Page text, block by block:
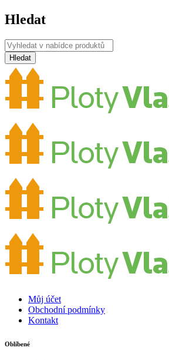
Hledat
Můj účet
Obchodní podmínky
Kontakt
Oblíbené